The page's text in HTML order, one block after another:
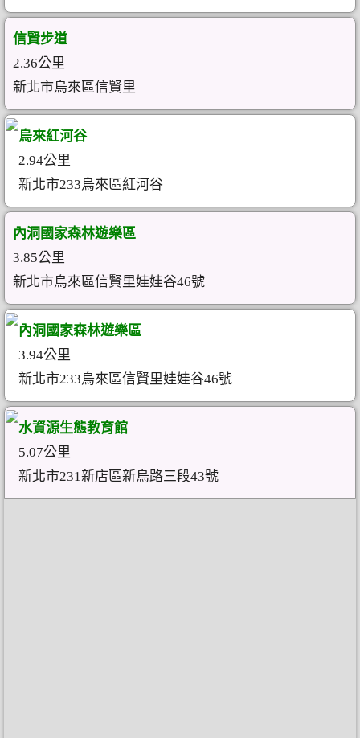
信賢步道
2.36公里
新北市烏來區信賢里
烏來紅河谷
2.94公里
新北市233烏來區紅河谷
內洞國家森林遊樂區
3.85公里
新北市烏來區信賢里娃娃谷46號
內洞國家森林遊樂區
3.94公里
新北市233烏來區信賢里娃娃谷46號
水資源生態教育館
5.07公里
新北市231新店區新烏路三段43號